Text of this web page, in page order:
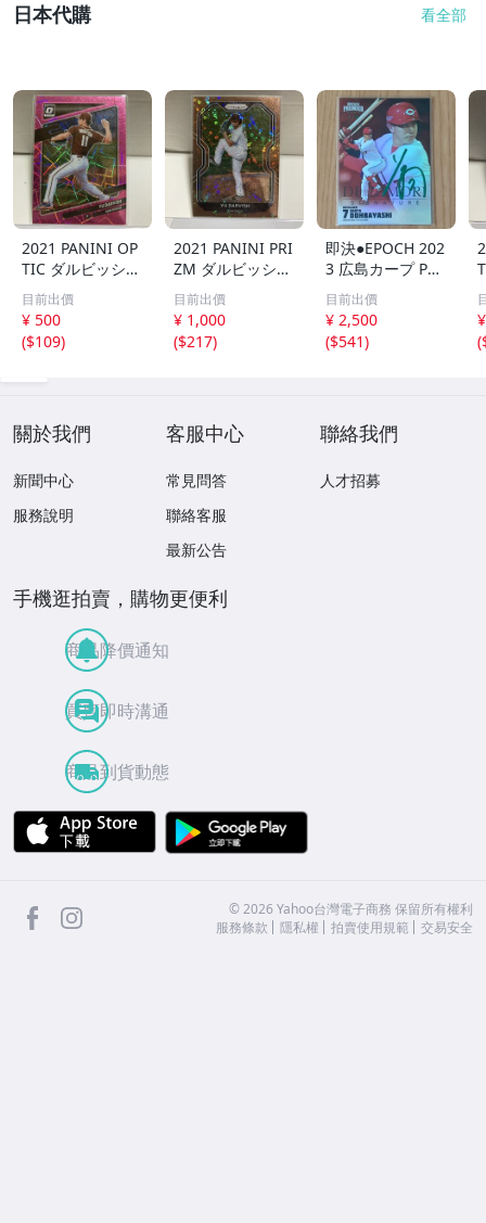
日本代購 看全部
2021 PANINI OP
TIC ダルビッシュ
有 249枚限定
シリアルカード
パドレス
目前出價
¥ 500
($109)
2021 PANINI PRI
ZM ダルビッシュ
有 40枚限定
シリアルカード
パドレス
目前出價
¥ 1,000
($217)
即決●EPOCH 202
3 広島カープ PRE
MIER EDITION
堂林翔太 /5枚限
定 デコモリ緑箔
サインカード #D
目前出價
¥ 2,500
($541)
(
關於我們
新聞中心
服務說明
客服中心
常見問答
聯絡客服
最新公告
聯絡我們
人才招募
手機逛拍賣，購物更便利
商品降價通知
買賣即時溝通
商品到貨動態
APP Store
facebook ©2026 Yahoo台灣電子商務 保留所有權利
服務條款
隱私權 拍賣使用規範 交易安全